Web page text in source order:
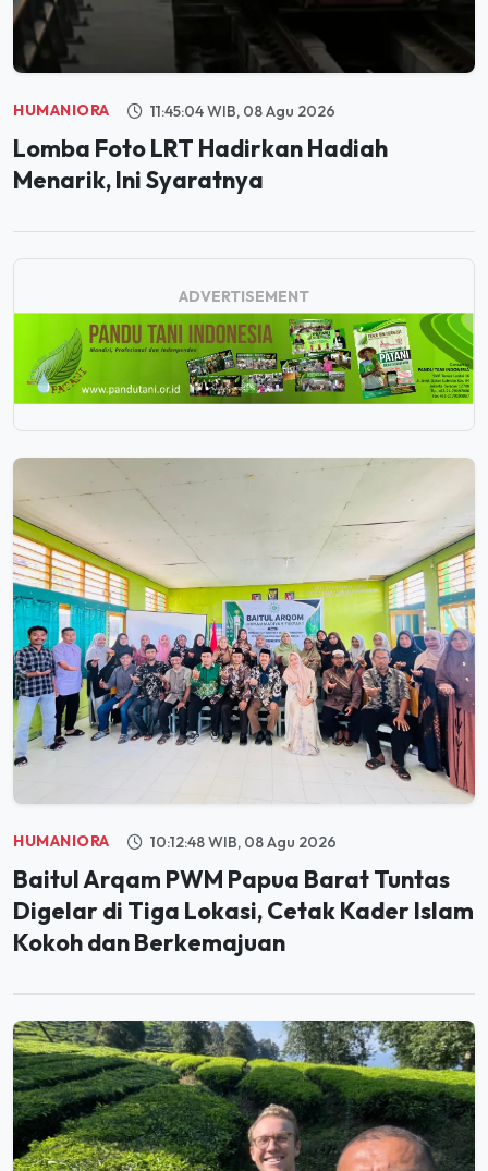
HUMANIORA 11:45:04 WIB, 08 Agu 2026
Lomba Foto LRT Hadirkan Hadiah
Menarik, Ini Syaratnya
ADVERTISEMENT
HUMANIORA 10:12:48 WIB, 08 Agu 2026
Baitul Arqam PWM Papua Barat Tuntas
Digelar di Tiga Lokasi, Cetak Kader Islam
Kokoh dan Berkemajuan